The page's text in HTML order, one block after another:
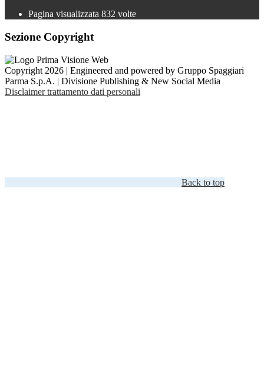
Pagina visualizzata 832 volte
Sezione Copyright
Copyright 2026 | Engineered and powered by Gruppo Spaggiari
Parma S.p.A. | Divisione Publishing & New Social Media
Disclaimer trattamento dati personali
Back to top